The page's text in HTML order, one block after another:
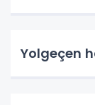
Yolgeçen